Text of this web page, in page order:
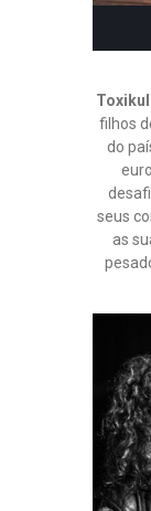
Toxikull
filhos
do
seus
as